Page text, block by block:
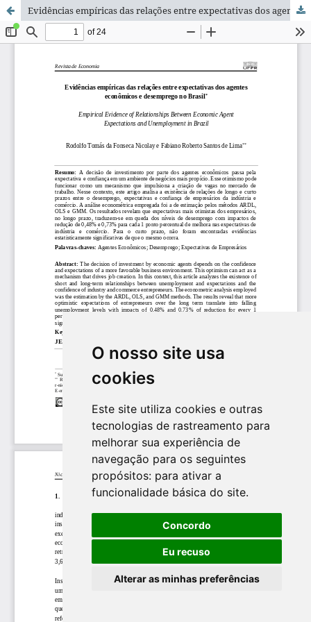
O nosso site usa
cookies
Este site utiliza cookies e outras
tecnologias de rastreamento para
melhorar sua experiência de
navegação para os seguintes
propósitos: para ativar a
funcionalidade básica do site.
Concordo
Eu recuso
Alterar as minhas preferências
Evidências empíricas das relações entre expectativas dos agentes econômicos e desemprego no Brasil